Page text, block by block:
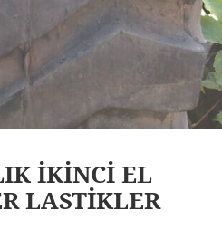
İKİNCİ EL
LASTİKLER